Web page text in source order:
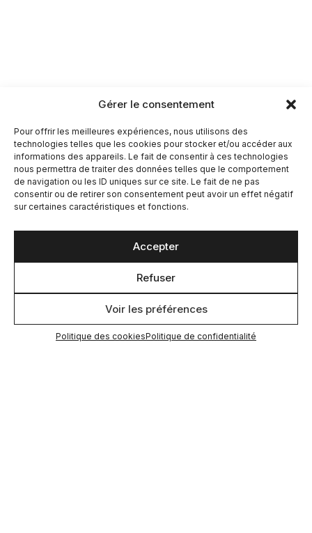
Gérer le consentement
Pour offrir les meilleures expériences, nous utilisons des
technologies telles que les cookies pour stocker et/ou accéder aux
informations des appareils. Le fait de consentir à ces technologies
nous permettra de traiter des données telles que le comportement
de navigation ou les ID uniques sur ce site. Le fait de ne pas
consentir ou de retirer son consentement peut avoir un effet négatif
sur certaines caractéristiques et fonctions.
Accepter
Refuser
Voir les préférences
Politique des cookiesPolitique de confidentialité